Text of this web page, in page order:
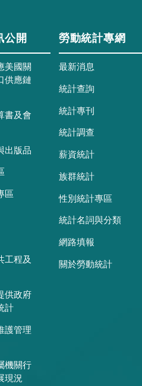
公開
美國關
供應鏈
書及會
出版品
區
工程及
供政府
計
護管理
機關行
現況
勞動統計專網
最新消息
統計查詢
統計專刊
統計調查
薪資統計
族群統計
性別統計專區
統計名詞與分類
網路填報
關於勞動統計